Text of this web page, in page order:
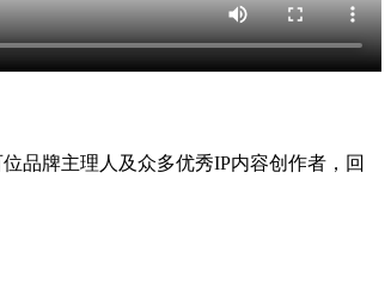
品牌主理人及众多优秀IP内容创作者，回